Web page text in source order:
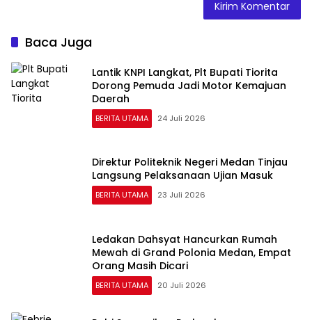
Baca Juga
Lantik KNPI Langkat, Plt Bupati Tiorita
Dorong Pemuda Jadi Motor Kemajuan
Daerah
BERITA UTAMA 24 Juli 2026
Direktur Politeknik Negeri Medan Tinjau
Langsung Pelaksanaan Ujian Masuk
BERITA UTAMA 23 Juli 2026
Ledakan Dahsyat Hancurkan Rumah
Mewah di Grand Polonia Medan, Empat
Orang Masih Dicari
BERITA UTAMA 20 Juli 2026